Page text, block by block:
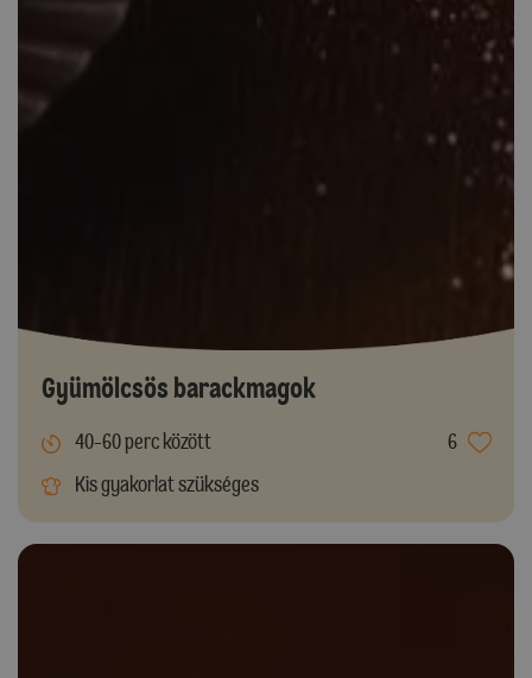
Gyümölcsös barackmagok
40-60 perc között
6
Kis gyakorlat szükséges